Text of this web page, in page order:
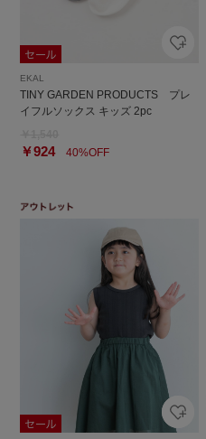
EKAL
TINY GARDEN PRODUCTS プレ
イフルソックス キッズ 2pc
￥92440%OFF